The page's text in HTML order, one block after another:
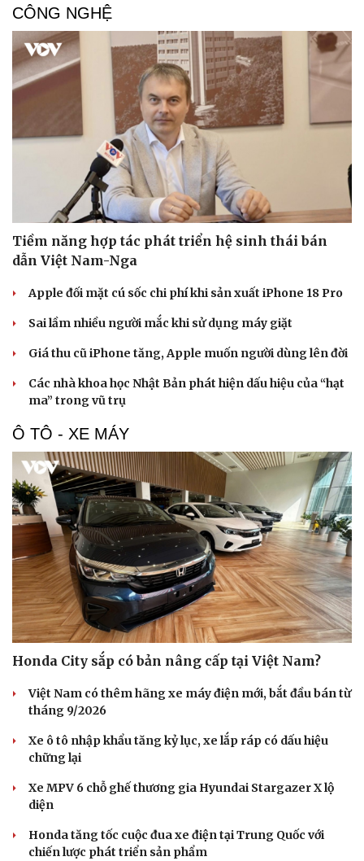
Văn hóa
Sân khấu - Điện ảnh
Văn học
Di sản
Giải trí
Nghệ sĩ
CÔNG NGHỆ
Tiềm năng hợp tác phát triển hệ sinh thái bán
dẫn Việt Nam-Nga
Apple đối mặt cú sốc chi phí khi sản xuất iPhone 18 Pro
Sai lầm nhiều người mắc khi sử dụng máy giặt
Giá thu cũ iPhone tăng, Apple muốn người dùng lên đời
Các nhà khoa học Nhật Bản phát hiện dấu hiệu của “hạt
ma” trong vũ trụ
Ô TÔ - XE MÁY
Honda City sắp có bản nâng cấp tại Việt Nam?
Việt Nam có thêm hãng xe máy điện mới, bắt đầu bán từ
tháng 9/2026
Xe ô tô nhập khẩu tăng kỷ lục, xe lắp ráp có dấu hiệu
chững lại
Xe MPV 6 chỗ ghế thương gia Hyundai Stargazer X lộ
diện
Honda tăng tốc cuộc đua xe điện tại Trung Quốc với
chiến lược phát triển sản phẩm